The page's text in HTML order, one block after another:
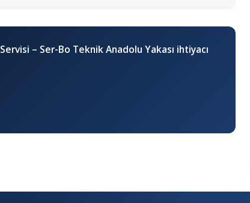
– Ser-Bo Teknik Anadolu Yakası ihtiyacı